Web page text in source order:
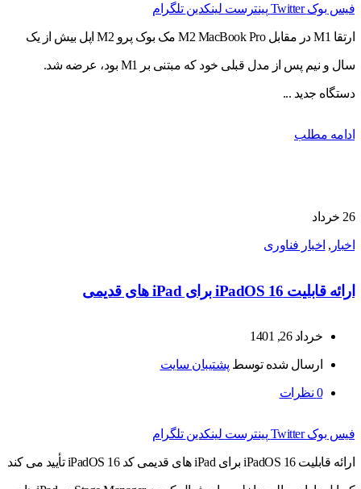
فیس بوک Twitter پینترست لینکدین تلگرام
ارتقا M1 در مقابل M2 MacBook Pro مک بوک پرو M2 اپل بیش از یک
سال و نیم پس از مدل قبلی خود که مبتنی بر M1 بود، عرضه شد.
دستگاه جدید ...
ادامه مطلب
26 خرداد
اخبار , اخبار فناوری
ارائه قابلیت iPadOS 16 برای iPad های قدیمی
خرداد 26, 1401
ارسال شده توسط پشتیبان سایت
0 نظرات
فیس بوک Twitter پینترست لینکدین تلگرام
ارائه قابلیت iPadOS 16 برای iPad های قدیمی کد iPadOS 16 تأیید می کند